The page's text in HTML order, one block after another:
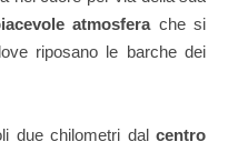
atmosferache si
riposano le barche dei
due chilometri dal centro